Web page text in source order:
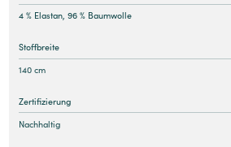
4 % Elastan, 96 % Baumwolle
Stoffbreite
140 cm
Zertifizierung
Nachhaltig